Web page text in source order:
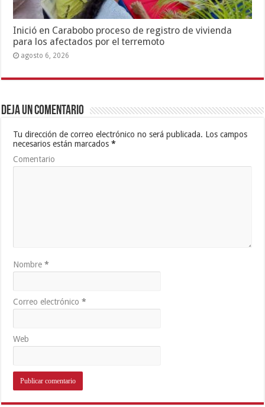
Inició en Carabobo proceso de registro de vivienda
para los afectados por el terremoto
agosto 6, 2026
Deja un comentario
Tu dirección de correo electrónico no será publicada. Los campos
necesarios están marcados*
Comentario
Nombre*
Correo electrónico*
Web